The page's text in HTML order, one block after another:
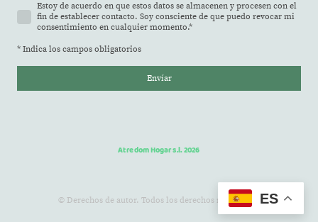
Estoy de acuerdo en que estos datos se almacenen y procesen con el
fin de establecer contacto. Soy consciente de que puedo revocar mi
consentimiento en cualquier momento.*
* Indica los campos obligatorios
Envíar
Atredom Hogar s.l. 2026
© Derechos de autor. Todos los derechos reservados. ES